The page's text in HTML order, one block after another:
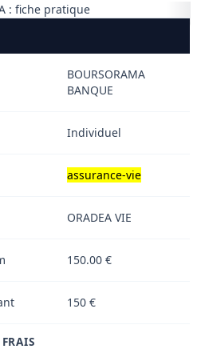
: fiche pratique
BOURSORAMA
BANQUE
Individuel
assurance-vie
ORADEA VIE
150.00 €
150 €
FRAIS